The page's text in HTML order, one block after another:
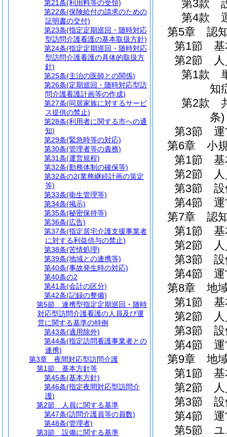
第3款
第4款
第5章
認
第1節
第2節
第1款
知
第2款
条)
第3節
第6章
小
第1節
第2節
第3節
第4節
第7章
認
第1節
第2節
第3節
第4節
第8章
地
第1節
第2節
第3節
第4節
第9章
地
第1節
第2節
第3節
第4節
第5節
第21条(利用料等の受領)
第22条(保険給付の請求のための
証明書の交付)
第23条(指定定期巡回・随時対応
型訪問介護看護の基本取扱方針)
第24条(指定定期巡回・随時対応
型訪問介護看護の具体的取扱方
針)
第25条(主治の医師との関係)
第26条(定期巡回・随時対応型訪
問介護看護計画等の作成)
第27条(同居家族に対するサービ
ス提供の禁止)
第28条(利用者に関する市への通
知)
第29条(緊急時等の対応)
第30条(管理者等の責務)
第31条(運営規程)
第32条(勤務体制の確保等)
第32条の2(業務継続計画の策定
等)
第33条(衛生管理等)
第34条(掲示)
第35条(秘密保持等)
第36条(広告)
第37条(指定居宅介護支援事業者
に対する利益供与の禁止)
第38条(苦情処理)
第39条(地域との連携等)
第40条(事故発生時の対応)
第40条の2
第41条(会計の区分)
第42条(記録の整備)
第5節
連携型指定定期巡回・随時
対応型訪問介護看護の人員及び運
営に関する基準の特例
第43条(適用除外)
第44条(指定訪問看護事業者との
連携)
第3章
夜間対応型訪問介護
第1節
基本方針等
第45条(基本方針)
第46条(指定夜間対応型訪問介
護)
第2節
人員に関する基準
第47条(訪問介護員等の員数)
第48条(管理者)
第3節
設備に関する基準